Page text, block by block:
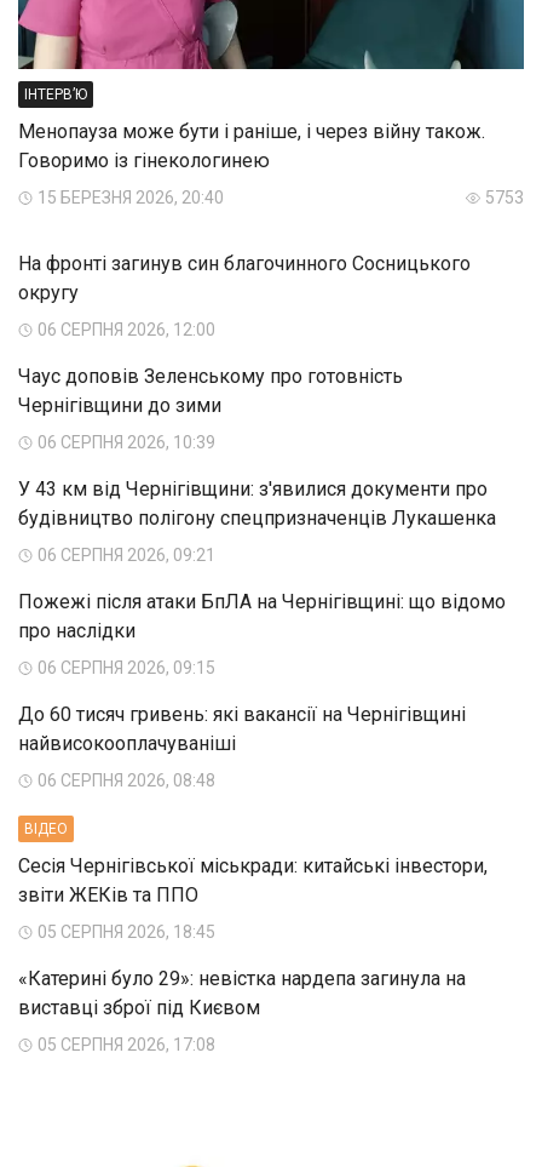
ІНТЕРВ’Ю
Менопауза може бути і раніше, і через війну також.
Говоримо із гінекологинею
15 БЕРЕЗНЯ 2026, 20:40 5753
На фронті загинув син благочинного Сосницького
округу
06 СЕРПНЯ 2026, 12:00
Чаус доповів Зеленському про готовність
Чернігівщини до зими
06 СЕРПНЯ 2026, 10:39
У 43 км від Чернігівщини: з'явилися документи про
будівництво полігону спецпризначенців Лукашенка
06 СЕРПНЯ 2026, 09:21
Пожежі після атаки БпЛА на Чернігівщині: що відомо
про наслідки
06 СЕРПНЯ 2026, 09:15
До 60 тисяч гривень: які вакансії на Чернігівщині
найвисокооплачуваніші
06 СЕРПНЯ 2026, 08:48
ВIДЕО
Сесія Чернігівської міськради: китайські інвестори,
звіти ЖЕКів та ППО
05 СЕРПНЯ 2026, 18:45
«Катерині було 29»: невістка нардепа загинула на
виставці зброї під Києвом
05 СЕРПНЯ 2026, 17:08